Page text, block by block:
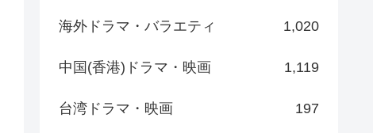
海外ドラマ・バラエティ 1,020
中国(香港)ドラマ・映画 1,119
台湾ドラマ・映画 197